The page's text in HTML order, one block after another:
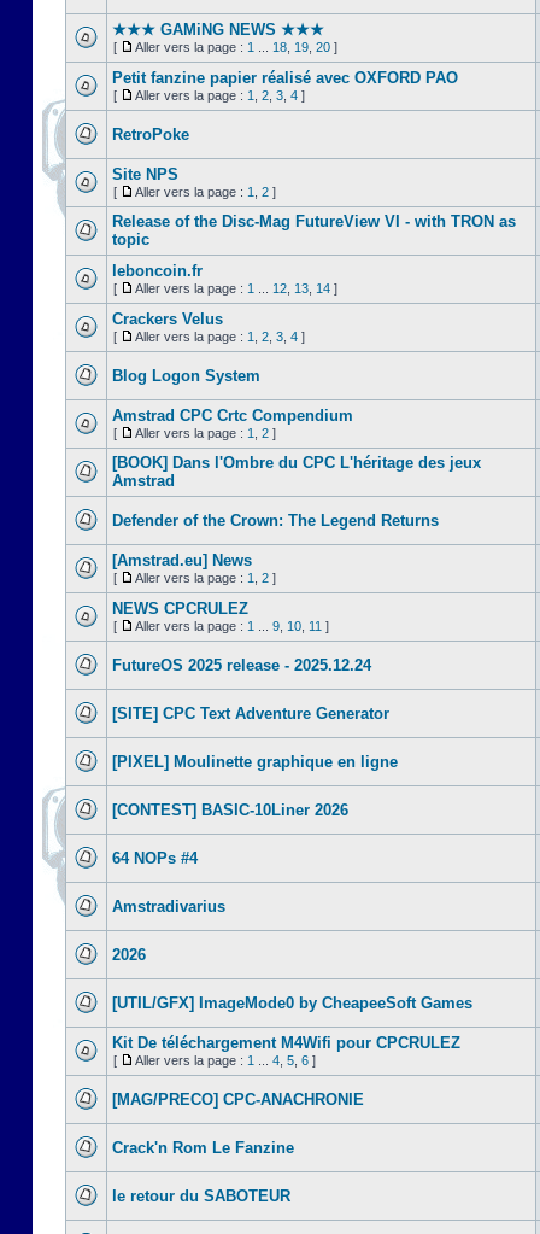
★★★ GAMiNG NEWS ★★★
[ Aller vers la page : 1 18 19 20 ]
Petit fanzine papier réalisé avec OXFORD PAO
[ Aller vers la page : 1 2 3 4 ]
RetroPoke
Site NPS
[ Aller vers la page : 1 2 ]
Release of the Disc-Mag FutureView VI - with TRON as
topic
leboncoin.fr
[ Aller vers la page : 1 12 13 14 ]
Crackers Velus
[ Aller vers la page : 1 2 3 4 ]
Blog Logon System
Amstrad CPC Crtc Compendium
[ Aller vers la page : 1 2 ]
[BOOK] Dans l'Ombre du CPC L'héritage des jeux
Amstrad
Defender of the Crown: The Legend Returns
[Amstrad.eu] News
[ Aller vers la page : 1 2 ]
NEWS CPCRULEZ
[ Aller vers la page : 1 9 10 11 ]
FutureOS 2025 release - 2025.12.24
[SITE] CPC Text Adventure Generator
[PIXEL] Moulinette graphique en ligne
[CONTEST] BASIC-10Liner 2026
64 NOPs #4
Amstradivarius
2026
[UTIL/GFX] ImageMode0 by CheapeeSoft Games
Kit De téléchargement M4Wifi pour CPCRULEZ
[ Aller vers la page : 1 4 5 6 ]
[MAG/PRECO] CPC-ANACHRONIE
Crack'n Rom Le Fanzine
le retour du SABOTEUR